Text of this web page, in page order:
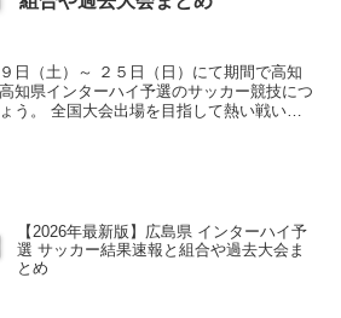
日（土）～ ２５日（日）にて期間で高知
知県インターハイ予選のサッカー競技につ
う。 全国大会出場を目指して熱い戦いが
【2026年最新版】広島県 インターハイ予
選 サッカー結果速報と組合や過去大会ま
とめ